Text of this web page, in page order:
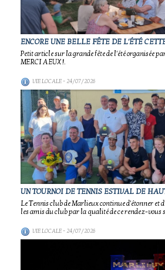
ENCORE UNE BELLE FÊTE DE L'ÉTÉ
Petit article sur la grande fête de l'été organisée
MERCI A EUX !.
VIE LOCALE- 24/07/2026
UN TOURNOI DE TENNIS ESTIVAL DE
Le Tennis club de Marlieux continue d'étonner et
les amis du club par la qualité de ce rendez-vous
VIE LOCALE- 24/07/2026